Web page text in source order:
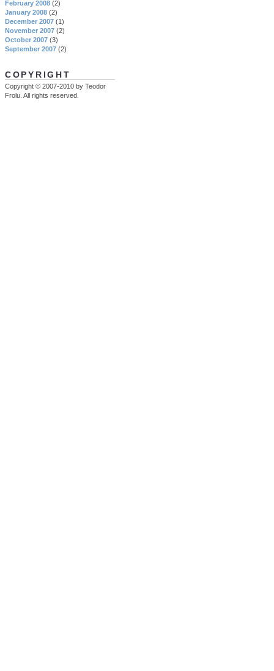
February 2008 (2)
January 2008 (2)
December 2007 (1)
November 2007 (2)
October 2007 (3)
September 2007 (2)
COPYRIGHT
Copyright © 2007-2010 by Teodor
Frolu. All rights reserved.